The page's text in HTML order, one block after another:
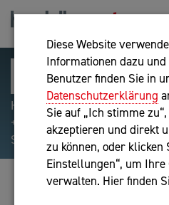
Diese Website
Informationen dazu
Benutzer finden Sie in
Datenschutzerklärung
Sie auf „Ich stimme
akzeptieren und direkt
zu können, oder klicken
Einstellungen“, um Ihre
verwalten. Hier finden
Hilfreiche Suchparameter:
+webshop, Begriff
Suchbegriff: "internet of things"